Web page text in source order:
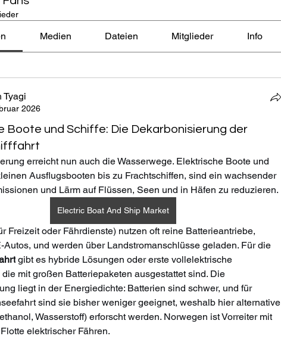
Medien Dateien Mitglieder Info
Tyagi
2026
Boote und Schiffe: Die Dekarbonisierung der
erreicht nun auch die Wasserwege. Elektrische Boote und
Ausflugsbooten bis zu Frachtschiffen, sind ein wachsender
und Lärm auf Flüssen, Seen und in Häfen zu reduzieren.
Electric Boat And Ship Market
Freizeit oder Fährdienste) nutzen oft reine Batterieantriebe,
gibt es hybride Lösungen oder erste vollelektrische
die mit großen Batteriepaketen ausgestattet sind. Die
liegt in der Energiedichte: Batterien sind schwer, und für
sind sie bisher weniger geeignet, weshalb hier alternative
Wasserstoff) erforscht werden. Norwegen ist Vorreiter mit
elektrischer Fähren.